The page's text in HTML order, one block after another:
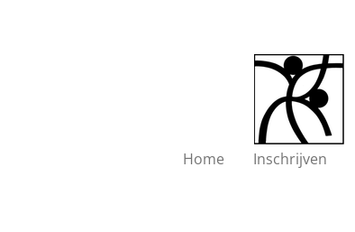
Home Inschrijven